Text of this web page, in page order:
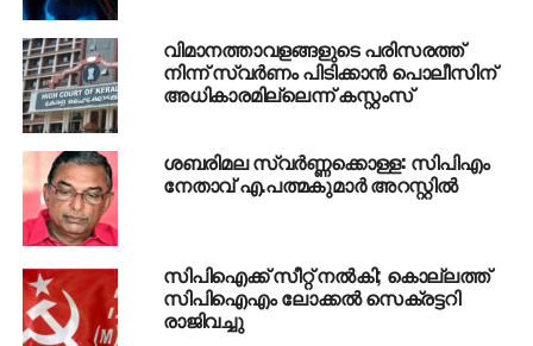
വിമാനത്താവളങ്ങളുടെ പരിസരത്ത്
നിന്ന് സ്വര്‍ണം പിടിക്കാന്‍ പൊലീസിന്
അധികാരമില്ലെന്ന് കസ്റ്റംസ്
ശബരിമല സ്വര്‍ണ്ണക്കൊള്ള: സിപിഎം
നേതാവ് എ.പത്മകുമാര്‍ അറസ്റ്റില്‍
സിപിഐക്ക് സീറ്റ് നല്‍കി; കൊല്ലത്ത്
സിപിഐഎം ലോക്കല്‍ സെക്രട്ടറി
രാജിവച്ചു